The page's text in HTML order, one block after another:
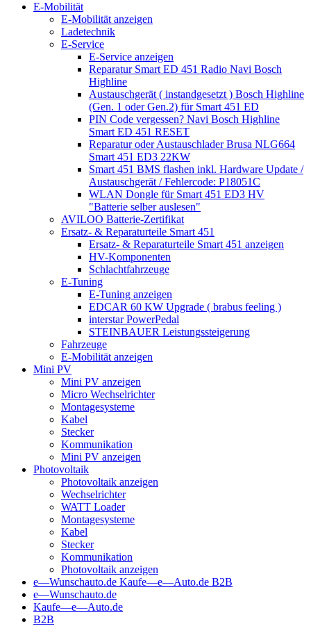
E-Mobilität
E-Mobilität anzeigen
Ladetechnik
E-Service
E-Service anzeigen
Reparatur Smart ED 451 Radio Navi Bosch
Highline
Austauschgerät ( instandgesetzt ) Bosch Highline
(Gen. 1 oder Gen.2) für Smart 451 ED
PIN Code vergessen? Navi Bosch Highline
Smart ED 451 RESET
Reparatur oder Austauschlader Brusa NLG664
Smart 451 ED3 22KW
Smart 451 BMS flashen inkl. Hardware Update /
Austauschgerät / Fehlercode: P18051C
WLAN Dongle für Smart 451 ED3 HV
"Batterie selber auslesen"
AVILOO Batterie-Zertifikat
Ersatz- & Reparaturteile Smart 451
Ersatz- & Reparaturteile Smart 451 anzeigen
HV-Komponenten
Schlachtfahrzeuge
E-Tuning
E-Tuning anzeigen
EDCAR 60 KW Upgrade ( brabus feeling )
interstar PowerPedal
STEINBAUER Leistungssteigerung
Fahrzeuge
E-Mobilität anzeigen
Mini PV
Mini PV anzeigen
Micro Wechselrichter
Montagesysteme
Kabel
Stecker
Kommunikation
Mini PV anzeigen
Photovoltaik
Photovoltaik anzeigen
Wechselrichter
WATT Loader
Montagesysteme
Kabel
Stecker
Kommunikation
Photovoltaik anzeigen
e—Wunschauto.de Kaufe—e—Auto.de B2B
e—Wunschauto.de
Kaufe—e—Auto.de
B2B